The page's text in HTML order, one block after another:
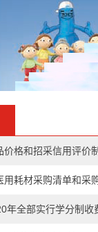
价格和招采信用评价
用耗材采购清单和采
年全部实行学分制收